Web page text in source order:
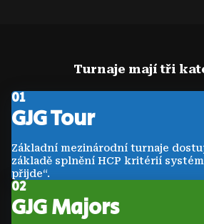
Turnaje mají tři
01
GJG Tour
Základní mezinárodní turnaje
základě splnění HCP kritérií
přijde“.
02
GJG Majors